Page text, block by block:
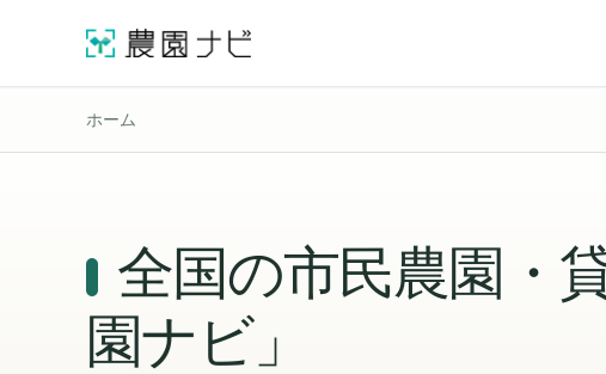
ホーム
全国の市民農園・
園ナビ」